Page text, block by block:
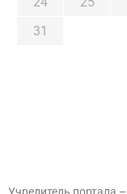
31